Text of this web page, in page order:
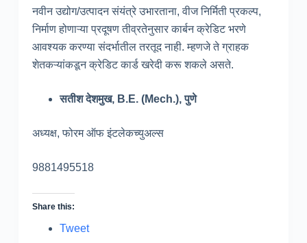
नवीन उद्योग/उत्पादन संयंत्रे उभारताना, वीज निर्मिती प्रकल्प,
निर्माण होणाऱ्या प्रदूषण तीव्रतेनुसार कार्बन क्रेडिट भरणे
आवश्यक करण्या संदर्भातील तरतूद नाही. म्हणजे ते ग्राहक
शेतकऱ्यांकडून क्रेडिट कार्ड खरेदी करू शकले असते.
सतीश देशमुख, B.E. (Mech.), पुणे
अध्यक्ष, फोरम ऑफ इंटलेकच्युअल्स
9881495518
Share this:
Tweet